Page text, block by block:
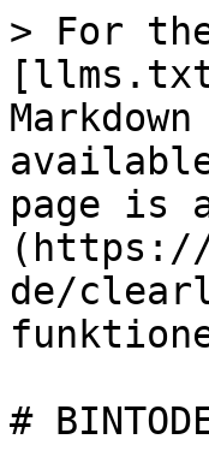
> For
page is
(https://
de/
#